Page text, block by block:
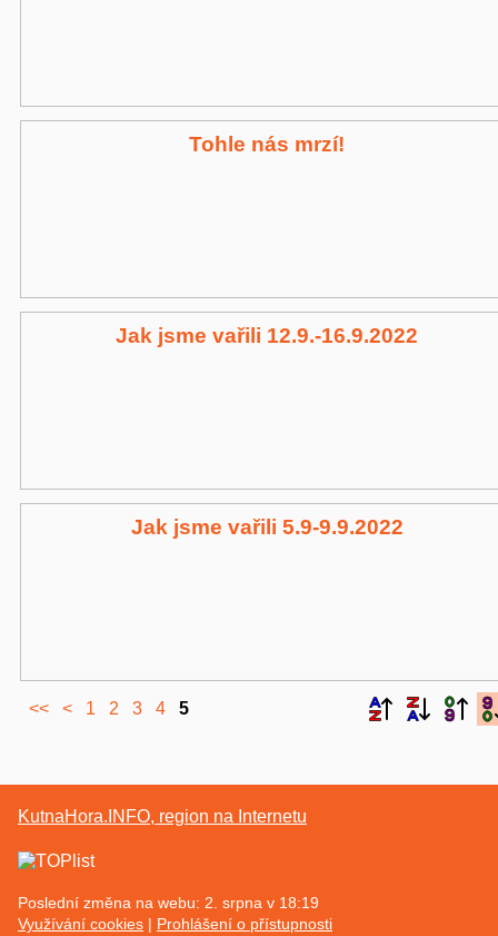
Tohle nás mrzí!
Jak jsme vařili 12.9.-16.9.2022
Jak jsme vařili 5.9-9.9.2022
<< < 1 2 3 4 5
KutnaHora.INFO, region na Internetu
Poslední změna na webu: 2. srpna v 18:19
Využívání cookies
Prohlášení o přístupnosti